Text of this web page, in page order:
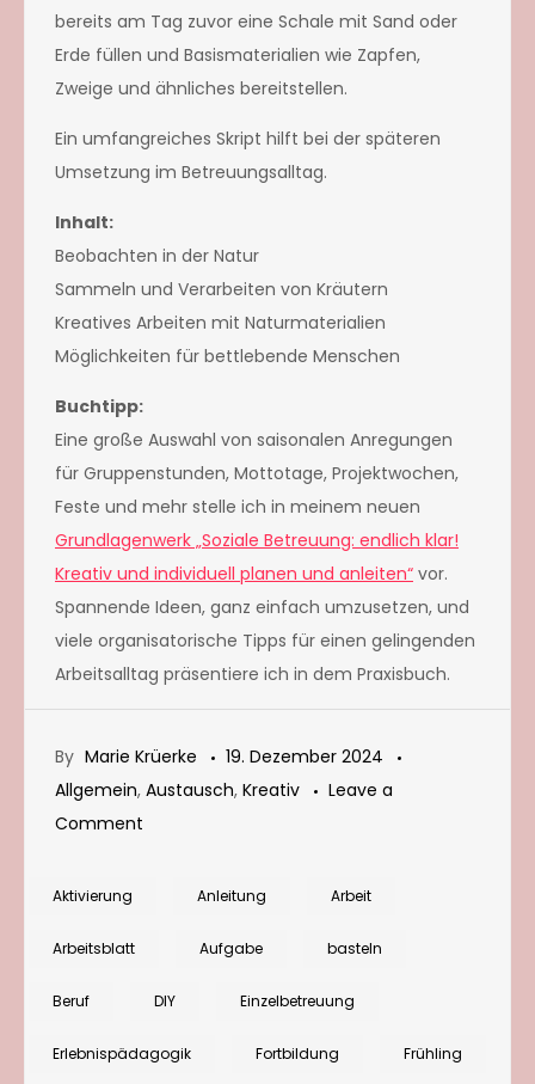
bereits am Tag zuvor eine Schale mit Sand oder
Erde füllen und Basismaterialien wie Zapfen,
Zweige und ähnliches bereitstellen.
Ein umfangreiches Skript hilft bei der späteren
Umsetzung im Betreuungsalltag.
Inhalt:
Beobachten in der Natur
Sammeln und Verarbeiten von Kräutern
Kreatives Arbeiten mit Naturmaterialien
Möglichkeiten für bettlebende Menschen
Buchtipp:
Eine große Auswahl von saisonalen Anregungen
für Gruppenstunden, Mottotage, Projektwochen,
Feste und mehr stelle ich in meinem neuen
Grundlagenwerk „Soziale Betreuung: endlich klar!
Kreativ und individuell planen und anleiten“ vor.
Spannende Ideen, ganz einfach umzusetzen, und
viele organisatorische Tipps für einen gelingenden
Arbeitsalltag präsentiere ich in dem Praxisbuch.
By Marie Krüerke
19. Dezember 2024
Allgemein, Austausch, Kreativ
Leave a
Comment
Seniorenbetreuung:
ins
Aktivierung Anleitung Arbeit
Arbeitsblatt Aufgabe basteln
Beruf DIY Einzelbetreuung
Erlebnispädagogik Fortbildung Frühling